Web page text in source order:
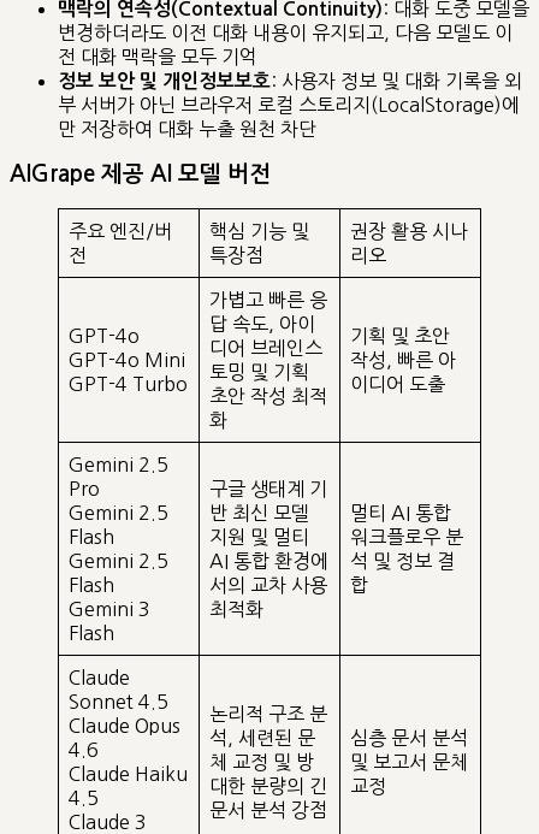
맥락의 연속성(Contextual Continuity) : 대화 도중 모델을
변경하더라도 이전 대화 내용이 유지되고, 다음 모델도 이
전 대화 맥락을 모두 기억
정보 보안 및 개인정보보호 : 사용자 정보 및 대화 기록을 외
부 서버가 아닌 브라우저 로컬 스토리지(LocalStorage)에
만 저장하여 대화 누출 원천 차단
AIGrape 제공 AI 모델 버전
주요 엔진/버
전
핵심 기능 및
특장점
권장 활용 시나
리오
GPT-4o
GPT-4o Mini
GPT-4 Turbo
가볍고 빠른 응
답 속도, 아이
디어 브레인스
토밍 및 기획
초안 작성 최적
화
기획 및 초안
작성, 빠른 아
이디어 도출
Gemini 2.5
Pro
Gemini 2.5
Flash
Gemini 2.5
Flash
Gemini 3
Flash
구글 생태계 기
반 최신 모델
지원 및 멀티
AI 통합 환경에
서의 교차 사용
최적화
멀티 AI 통합
워크플로우 분
석 및 정보 결
합
Claude
Sonnet 4.5
Claude Opus
4.6
Claude Haiku
4.5
Claude 3
논리적 구조 분
석, 세련된 문
체 교정 및 방
대한 분량의 긴
문서 분석 강점
심층 문서 분석
및 보고서 문체
교정